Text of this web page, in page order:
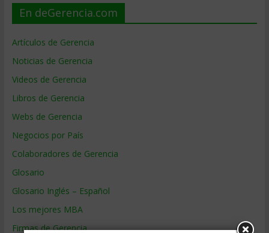
En deGerencia.com
Artículos de Gerencia
Noticias de Gerencia
Videos de Gerencia
Libros de Gerencia
Webs de Gerencia
Negocios por País
Colaboradores de Gerencia
Glosario
Glosario Inglés – Español
Los mejores MBA
Firmas de Gerencia